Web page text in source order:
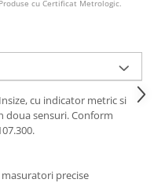
Produse cu Certificat Metrologic.
cu indicator metric si
doua sensuri. Conform
precise